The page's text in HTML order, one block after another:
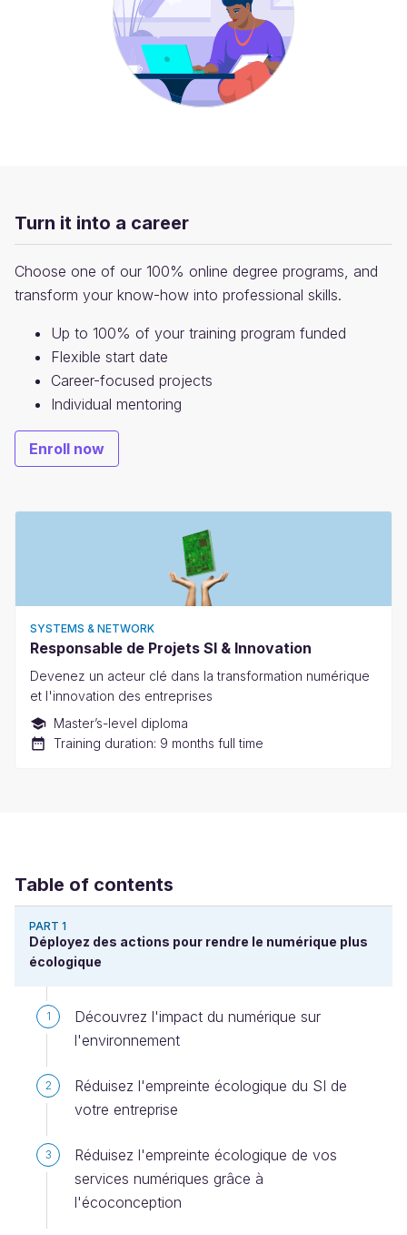
Turn it into a career
Choose one of our 100% online degree programs, and
transform your know-how into professional skills.
Up to 100% of your training program funded
Flexible start date
Career-focused projects
Individual mentoring
Enroll now
SYSTEMS & NETWORK
Responsable de Projets SI & Innovation
Devenez un acteur clé dans la transformation numérique
et l'innovation des entreprises
Master’s-level diploma
Training duration: 9 months full time
Table of contents
PART 1
Déployez des actions pour rendre le numérique plus
écologique
1
Découvrez l'impact du numérique sur
l'environnement
2
Réduisez l'empreinte écologique du SI de
votre entreprise
3
Réduisez l'empreinte écologique de vos
services numériques grâce à
l'écoconception